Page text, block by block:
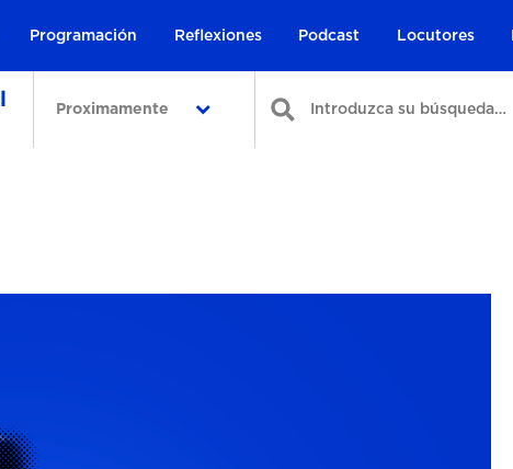
Programación Reflexiones Podcast Locutores
Proximamente